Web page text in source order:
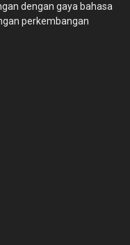
dengan gaya bahasa
perkembangan